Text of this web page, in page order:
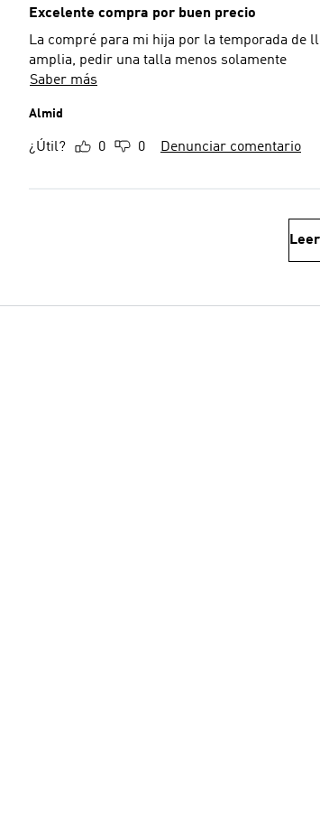
Excelente compra por buen precio
La compré para mi hija por la temporada de
amplia, pedir una talla menos solamente
Saber más
Almid
¿Útil? 0 0 Denunciar comentario